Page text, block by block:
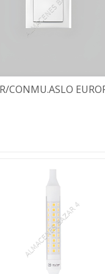
CONMU.ASLO